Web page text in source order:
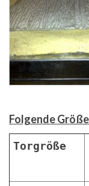
Folgende
Torgröße